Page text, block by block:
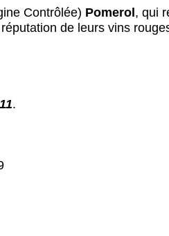
Contrôlée) Pomerol , qui
de leurs vins
.